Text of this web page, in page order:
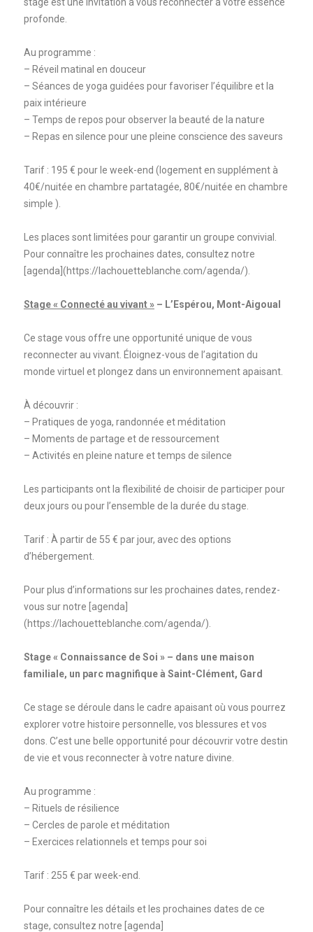
profonde.
Au programme :
– Réveil matinal en douceur
– Séances de yoga guidées pour favoriser l’équilibre et la
paix intérieure
– Temps de repos pour observer la beauté de la nature
– Repas en silence pour une pleine conscience des saveurs
Tarif : 195 € pour le week-end (logement en supplément à
40€/nuitée en chambre partatagée, 80€/nuitée en chambre
simple ).
Les places sont limitées pour garantir un groupe convivial.
Pour connaître les prochaines dates, consultez notre
[agenda](https://lachouetteblanche.com/agenda/).
Stage « Connecté au vivant » – L’Espérou, Mont-Aigoual
Ce stage vous offre une opportunité unique de vous
reconnecter au vivant. Éloignez-vous de l’agitation du
monde virtuel et plongez dans un environnement apaisant.
À découvrir :
– Pratiques de yoga, randonnée et méditation
– Moments de partage et de ressourcement
– Activités en pleine nature et temps de silence
Les participants ont la flexibilité de choisir de participer pour
deux jours ou pour l’ensemble de la durée du stage.
Tarif : À partir de 55 € par jour, avec des options
d’hébergement.
Pour plus d’informations sur les prochaines dates, rendez-
vous sur notre [agenda]
(https://lachouetteblanche.com/agenda/).
Stage « Connaissance de Soi » – dans une maison
familiale, un parc magnifique à Saint-Clément, Gard
Ce stage se déroule dans le cadre apaisant où vous pourrez
explorer votre histoire personnelle, vos blessures et vos
dons. C’est une belle opportunité pour découvrir votre destin
de vie et vous reconnecter à votre nature divine.
Au programme :
– Rituels de résilience
– Cercles de parole et méditation
– Exercices relationnels et temps pour soi
Tarif : 255 € par week-end.
Pour connaître les détails et les prochaines dates de ce
stage, consultez notre [agenda]